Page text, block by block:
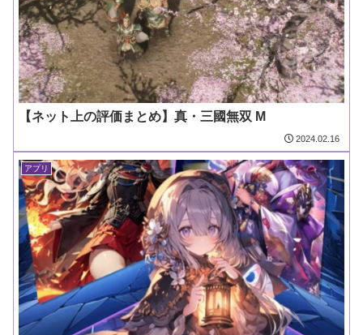
【ネット上の評価まとめ】真・三國無双 M
2024.02.16
アプリ